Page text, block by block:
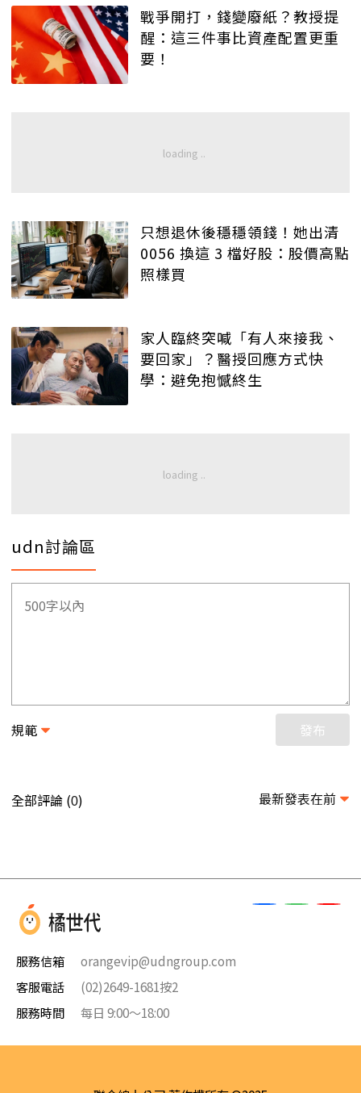
戰爭開打，錢變廢紙？教授提
醒：這三件事比資產配置更重
要！
只想退休後穩穩領錢！她出清
0056 換這 3 檔好股：股價高點
照樣買
家人臨終突喊「有人來接我、
要回家」？醫授回應方式快
學：避免抱憾終生
udn討論區
規範 發布
全部評論 (0) 最新發表在前
服務信箱
orangevip@udngroup.com
客服電話
(02)2649-1681按2
服務時間
每日 9:00～18:00